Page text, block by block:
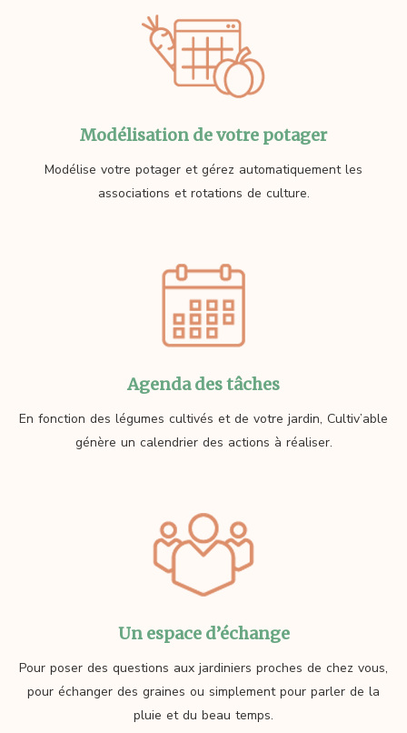
Modélisation de votre potager
Modélise votre potager et gérez automatiquement les
associations et rotations de culture.
Agenda des tâches
En fonction des légumes cultivés et de votre jardin, Cultiv’able
génère un calendrier des actions à réaliser.
Un espace d’échange
Pour poser des questions aux jardiniers proches de chez vous,
pour échanger des graines ou simplement pour parler de la
pluie et du beau temps.